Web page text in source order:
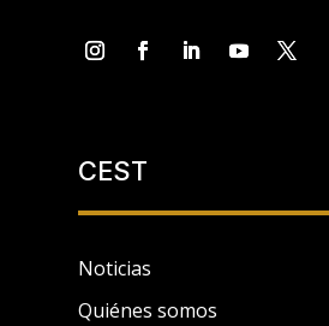
CEST
Noticias
Quiénes somos